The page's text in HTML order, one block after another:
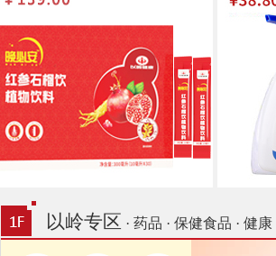
以岭专区 · 药品 · 保健食品 · 健康